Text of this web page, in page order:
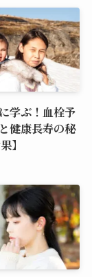
学ぶ！血栓予
健康長寿の秘
】